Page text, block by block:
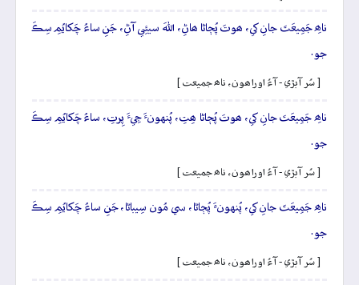
ناھِ جَمِيعَتَ جانِ کي، ھوتَ پُڄاڻا ھاڻِ، اللهَ سيئِي آڻِ، جَنِ ساءُ چَکايُمِ سِڪَ
جو.
[ سُر آبڙي - آءُ اوراھون، ناھ جميعت ]
ناھِ جَمِيعَتَ جانِ کي، ھوتَ پُڄاڻا ھِتِ، پُنهونءَ جِيءَ پِرتِ، ساءُ چَکايُمِ سِڪَ
جو.
[ سُر آبڙي - آءُ اوراھون، ناھ جميعت ]
ناھِ جَمِيعَتَ جانِ کي، پُنهونءَ پُڄاڻا، سي مُون سِيباڻا، جَنِ ساءُ چَکايُمِ سِڪَ
جو.
[ سُر آبڙي - آءُ اوراھون، ناھ جميعت ]